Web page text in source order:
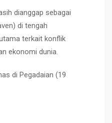
dianggap sebagai
di tengah
terkait konflik
ekonomi dunia.
di Pegadaian (19